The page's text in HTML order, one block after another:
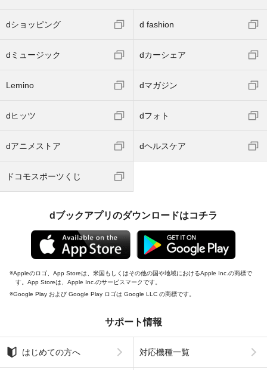
dショッピング d fashion
dミュージック dカーシェア
Lemino dマガジン
dヒッツ dフォト
dアニメストア dヘルスケア
ドコモスポーツくじ
dブックアプリのダウンロードはコチラ
Appleのロゴ、App Storeは、米国もしくはその他の国や地域におけるApple Inc.の商標で
す。App Storeは、Apple Inc.のサービスマークです。
Google Play および Google Play ロゴは Google LLC の商標です。
サポート情報
はじめての方へ 対応機種一覧